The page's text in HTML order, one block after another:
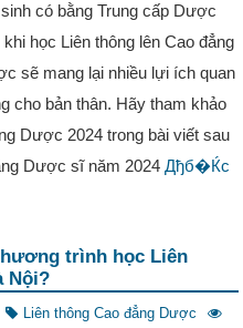
có bằng Trung cấp Dược
khi học Liên thông lên Cao đẳng
sẽ mang lại nhiều lựi ích quan
cho bản thân. Hãy tham khảo
Dược 2024 trong bài viết sau
Dược sĩ năm 2024Дђб�Ќc
trình học Liên
Nội?
Liên thông Cao đẳng Dược